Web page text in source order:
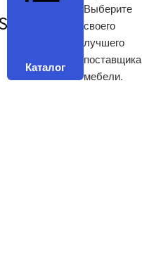
Каталог
Выберите
своего
лучшего
поставщика
мебели.